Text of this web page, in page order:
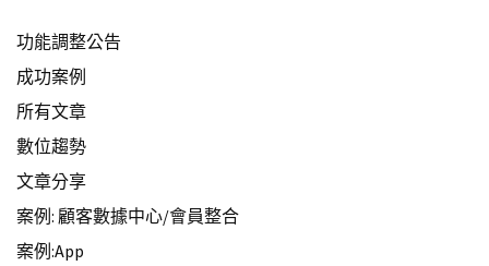
功能調整公告
成功案例
所有文章
數位趨勢
文章分享
案例: 顧客數據中心/會員整合
案例:App